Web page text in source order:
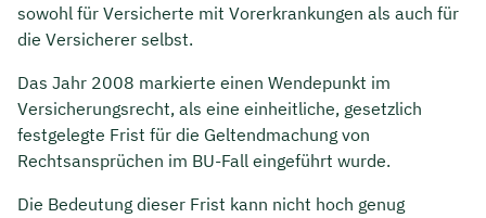
Kontakt
sowohl für Versicherte mit Vorerkrankungen als auch für
die Versicherer selbst.
Das Jahr 2008 markierte einen Wendepunkt im
Versicherungsrecht, als eine einheitliche, gesetzlich
festgelegte Frist für die Geltendmachung von
Rechtsansprüchen im BU-Fall eingeführt wurde.
Die Bedeutung dieser Frist kann nicht hoch genug